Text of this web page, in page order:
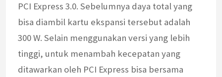
PCI Express 3.0. Sebelumnya daya total yang
bisa diambil kartu ekspansi tersebut adalah
300 W. Selain menggunakan versi yang lebih
tinggi, untuk menambah kecepatan yang
ditawarkan oleh PCI Express bisa bersama